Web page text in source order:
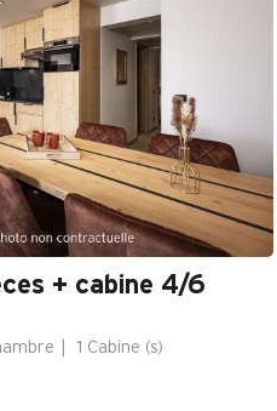
+ cabine 4/6
1 Cabine (s)